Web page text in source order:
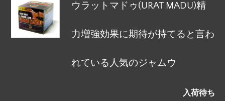
ウラットマドゥ(URAT MADU)精
力増強効果に期待が持てると言わ
れている人気のジャムウ
入荷待ち